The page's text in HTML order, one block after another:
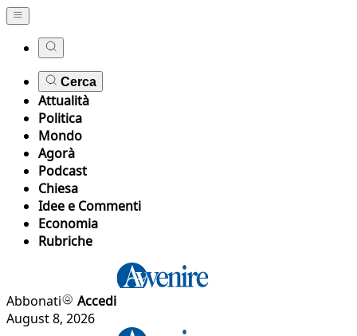
Cerca
Attualità
Politica
Mondo
Agorà
Podcast
Chiesa
Idee e Commenti
Economia
Rubriche
Abbonati
Accedi
August 8, 2026